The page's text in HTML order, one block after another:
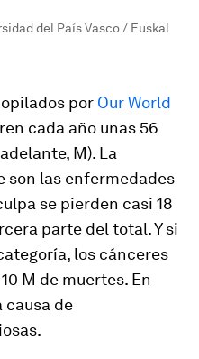
del País Vasco / Euskal
por Our World
cada año unas 56
M). La
son las enfermedades
se pierden casi 18
parte del total. Y si
los cánceres
M de muertes. En
causa de